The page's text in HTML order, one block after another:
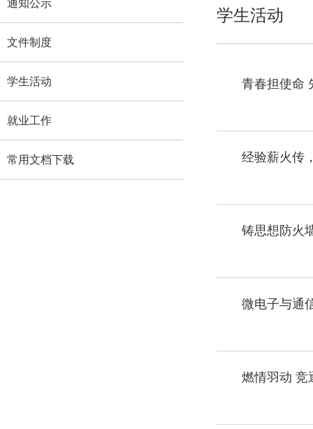
通知公示
文件制度
学生活动
就业工作
常用文档下载
学生活动
青春担使命
经验薪火传
铸思想防火
微电子与通
燃情羽动 竞